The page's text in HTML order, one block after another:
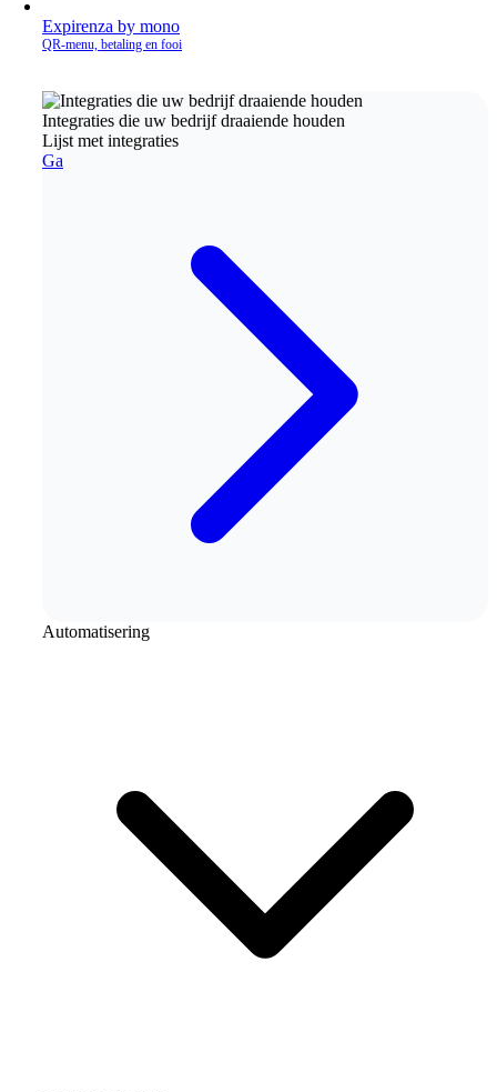
Expirenza by mono
QR‑menu, betaling en fooi
Integraties die uw bedrijf draaiende houden
Lijst met integraties
Ga
Automatisering